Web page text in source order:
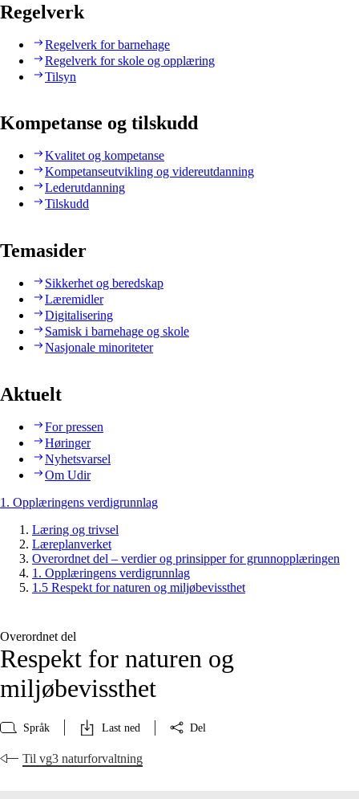
Regelverk
Regelverk for barnehage
Regelverk for skole og opplæring
Tilsyn
Kompetanse og tilskudd
Kvalitet og kompetanse
Kompetanseutvikling og videreutdanning
Lederutdanning
Tilskudd
Temasider
Sikkerhet og beredskap
Læremidler
Digitalisering
Samisk i barnehage og skole
Nasjonale minoriteter
Aktuelt
For pressen
Høringer
Nyhetsvarsel
Om Udir
1. Opplæringens verdigrunnlag
Læring og trivsel
Læreplanverket
Overordnet del – verdier og prinsipper for grunnopplæringen
1. Opplæringens verdigrunnlag
1.5 Respekt for naturen og miljøbevissthet
Overordnet del
Respekt for naturen og
miljøbevissthet
Språk Last ned Del
Til vg3 naturforvaltning